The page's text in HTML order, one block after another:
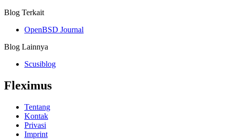
Blog Terkait
OpenBSD Journal
Blog Lainnya
Scusiblog
Fleximus
Tentang
Kontak
Privasi
Imprint